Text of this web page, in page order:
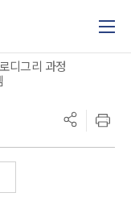
디그리 과정